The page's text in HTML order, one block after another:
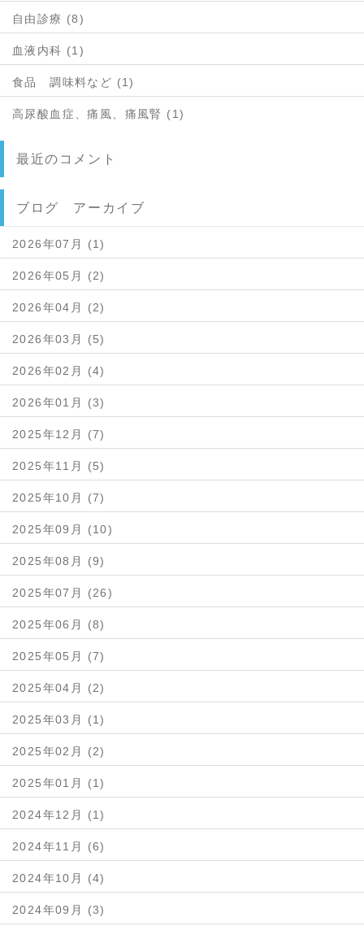
自由診療 (8)
血液内科 (1)
食品 調味料など (1)
高尿酸血症、痛風、痛風腎 (1)
最近のコメント
ブログ アーカイブ
2026年07月 (1)
2026年05月 (2)
2026年04月 (2)
2026年03月 (5)
2026年02月 (4)
2026年01月 (3)
2025年12月 (7)
2025年11月 (5)
2025年10月 (7)
2025年09月 (10)
2025年08月 (9)
2025年07月 (26)
2025年06月 (8)
2025年05月 (7)
2025年04月 (2)
2025年03月 (1)
2025年02月 (2)
2025年01月 (1)
2024年12月 (1)
2024年11月 (6)
2024年10月 (4)
2024年09月 (3)